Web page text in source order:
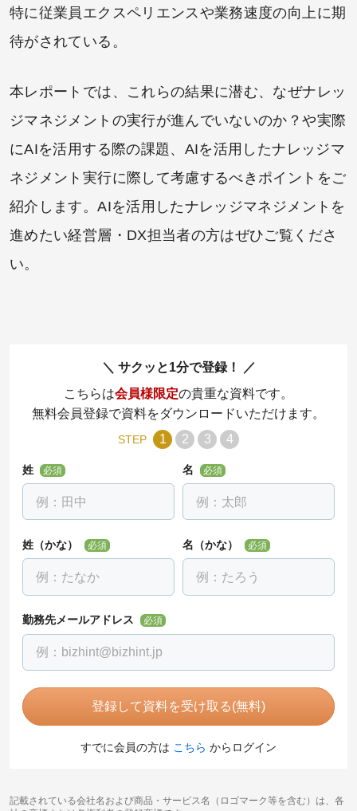
特に従業員エクスペリエンスや業務速度の向上に期
待がされている。
本レポートでは、これらの結果に潜む、なぜナレッ
ジマネジメントの実行が進んでいないのか？や実際
にAIを活用する際の課題、AIを活用したナレッジマ
ネジメント実行に際して考慮するべきポイントをご
紹介します。AIを活用したナレッジマネジメントを
進めたい経営層・DX担当者の方はぜひご覧くださ
い。
サクッと1分で登録！
こちらは会員様限定の貴重な資料です。
無料会員登録で資料をダウンロードいただけます。
STEP 1 2 3 4
姓 必須 名 必須
姓（かな） 必須 名（かな） 必須
勤務先メールアドレス 必須
登録して資料を受け取る(無料)
すでに会員の方は こちら からログイン
記載されている会社名および商品・サービス名（ロゴマーク等を含む）は、各